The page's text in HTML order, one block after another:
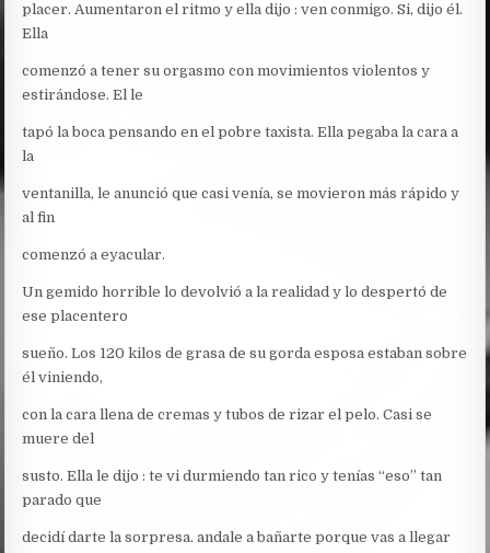
placer. Aumentaron el ritmo y ella dijo : ven conmigo. Si, dijo él.
Ella
comenzó a tener su orgasmo con movimientos violentos y
estirándose. El le
tapó la boca pensando en el pobre taxista. Ella pegaba la cara a
la
ventanilla, le anunció que casi venía, se movieron más rápido y
al fin
comenzó a eyacular.
Un gemido horrible lo devolvió a la realidad y lo despertó de
ese placentero
sueño. Los 120 kilos de grasa de su gorda esposa estaban sobre
él viniendo,
con la cara llena de cremas y tubos de rizar el pelo. Casi se
muere del
susto. Ella le dijo : te vi durmiendo tan rico y tenías “eso” tan
parado que
decidí darte la sorpresa. andale a bañarte porque vas a llegar